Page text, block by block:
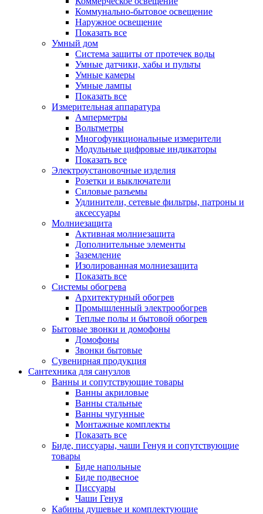
Коммунально-бытовое освещение
Наружное освещение
Показать все
Умный дом
Система защиты от протечек воды
Умные датчики, хабы и пульты
Умные камеры
Умные лампы
Показать все
Измерительная аппаратура
Амперметры
Вольтметры
Многофункциональные измерители
Модульные цифровые индикаторы
Показать все
Электроустановочные изделия
Розетки и выключатели
Силовые разъемы
Удлинители, сетевые фильтры, патроны и
аксессуары
Молниезащита
Активная молниезащита
Дополнительные элементы
Заземление
Изолированная молниезащита
Показать все
Системы обогрева
Архитектурный обогрев
Промышленный электрообогрев
Теплые полы и бытовой обогрев
Бытовые звонки и домофоны
Домофоны
Звонки бытовые
Сувенирная продукция
Сантехника для санузлов
Ванны и сопутствующие товары
Ванны акриловые
Ванны стальные
Ванны чугунные
Монтажные комплекты
Показать все
Биде, писсуары, чаши Генуя и сопутствующие
товары
Биде напольные
Биде подвесное
Писсуары
Чаши Генуя
Кабины душевые и комплектующие